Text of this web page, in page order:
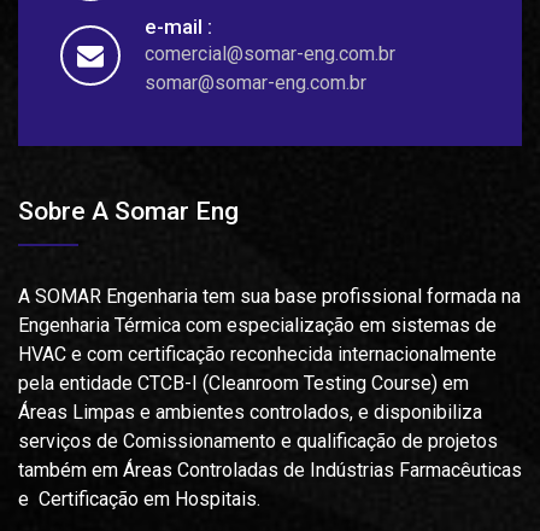
e-mail :
comercial@somar-eng.com.br
somar@somar-eng.com.br
Sobre A Somar Eng
A SOMAR Engenharia tem sua base profissional formada na
Engenharia Térmica com especialização em sistemas de
HVAC e com certificação reconhecida internacionalmente
pela entidade CTCB-I (Cleanroom Testing Course) em
Áreas Limpas e ambientes controlados, e disponibiliza
serviços de Comissionamento e qualificação de projetos
também em Áreas Controladas de Indústrias Farmacêuticas
e Certificação em Hospitais.